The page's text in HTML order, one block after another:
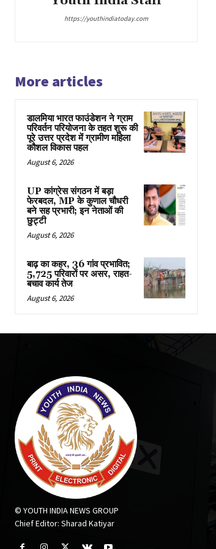
https://youthindiatoday.com
More articles
डालमिया भारत फाउंडेशन ने ग्राम
परिवर्तन परियोजना के तहत शुरू की
पूरे उत्तर प्रदेश में ग्रामीण महिला
कौशल विकास पहल
August 6, 2026
UP कांग्रेस संगठन में बड़ा
फेरबदल, MP के कुणाल चौधरी
बने सह प्रभारी; इन नेताओं की
छुट्टी
August 6, 2026
बाढ़ का कहर, 36 गांव प्रभावित;
5,725 परिवारों पर असर, राहत-
बचाव कार्य तेज
August 6, 2026
© YOUTH INDIA NEWS GROUP
Chief Editor: Sharad Katiyar